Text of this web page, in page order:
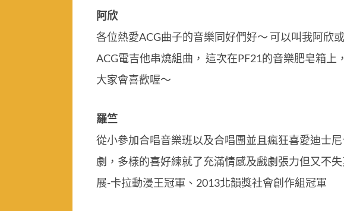
阿欣
各位熱愛ACG曲子的音樂同好們好～ 可以叫我阿欣
ACG電吉他串燒組曲， 這次在PF21的音樂肥皂箱
大家會喜歡喔～
羅竺
從小參加合唱音樂班以及合唱團並且瘋狂喜愛迪士
劇，多樣的喜好練就了充滿情感及戲劇張力但又不
展-卡拉動漫王冠軍、2013北韻獎社會創作組冠軍